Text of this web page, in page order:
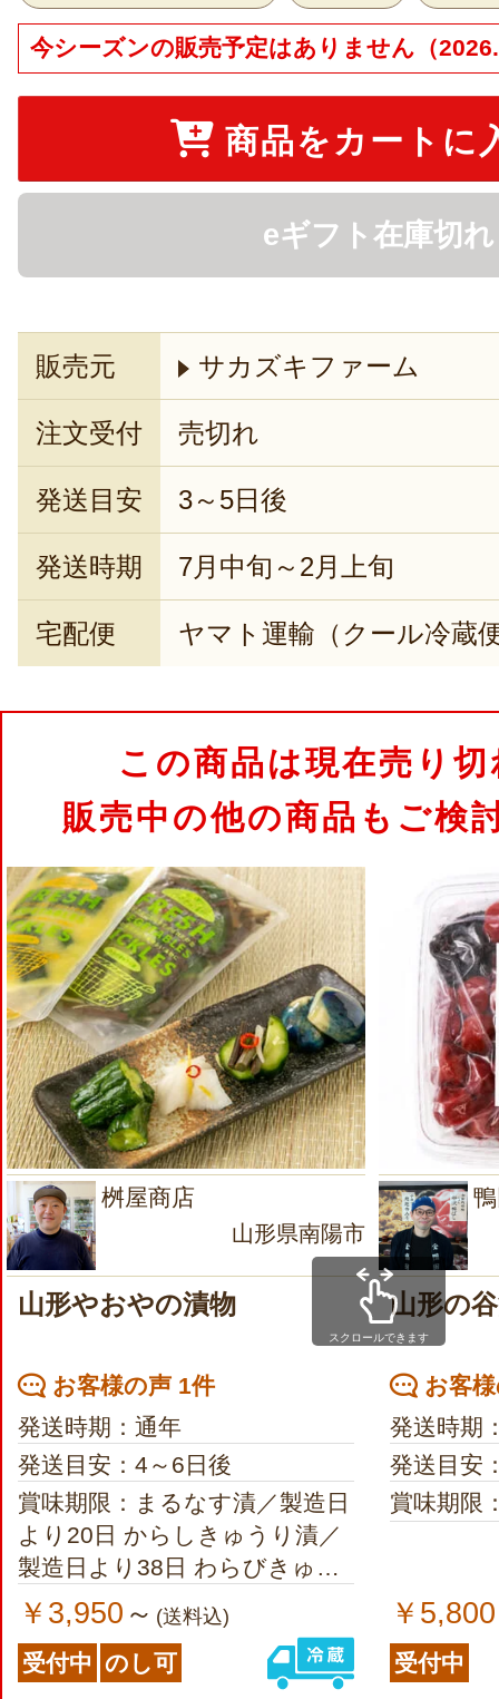
今シーズンの販売予定はありません（
商品をカートに
eギフト在庫切れ
販売元 サカズキファーム
注文受付 売切れ
発送目安 3～5日後
発送時期 7月中旬～2月上旬
宅配便 ヤマト運輸（クール冷蔵
この商品は現在売り
販売中の他の商品もご検
桝屋商店
山形県南陽市
山形やおやの漬物
お客様の声 1件
発送時期：通年
発送目安：4～6日後
賞味期限：まるなす漬／製造日
より20日 からしきゅうり漬／
製造日より38日 わらびきゅう
り漬／製造日より30日 ゆずだ
いこん漬／製造日より38日
￥3,950 ～ (送料込)
受付中 のし可
山形の
お客
発送時期
発送目安
賞味期限
￥5,800
受付中
スクロールできます